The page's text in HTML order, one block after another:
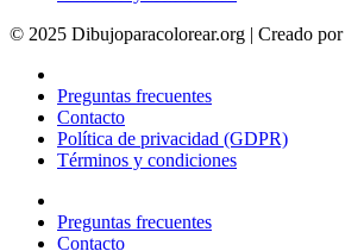
© 2025 Dibujoparacolorear.org | Creado por
Preguntas frecuentes
Contacto
Política de privacidad (GDPR)
Términos y condiciones
Preguntas frecuentes
Contacto